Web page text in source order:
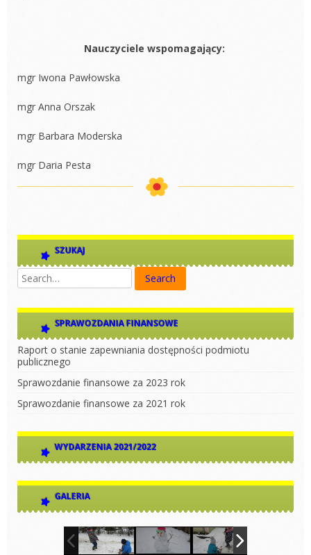
Nauczyciele wspomagający:
mgr Iwona Pawłowska
mgr Anna Orszak
mgr Barbara Moderska
mgr Daria Pesta
SZUKAJ
SPRAWOZDANIA FINANSOWE
Raport o stanie zapewniania dostępności podmiotu
publicznego
Sprawozdanie finansowe za 2023 rok
Sprawozdanie finansowe za 2021 rok
WYDARZENIA 2021/2022
GALERIA